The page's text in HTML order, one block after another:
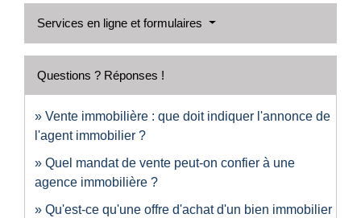
Services en ligne et formulaires
Questions ? Réponses !
Vente immobilière : que doit indiquer l'annonce de
l'agent immobilier ?
Quel mandat de vente peut-on confier à une
agence immobilière ?
Qu'est-ce qu'une offre d'achat d'un bien immobilier